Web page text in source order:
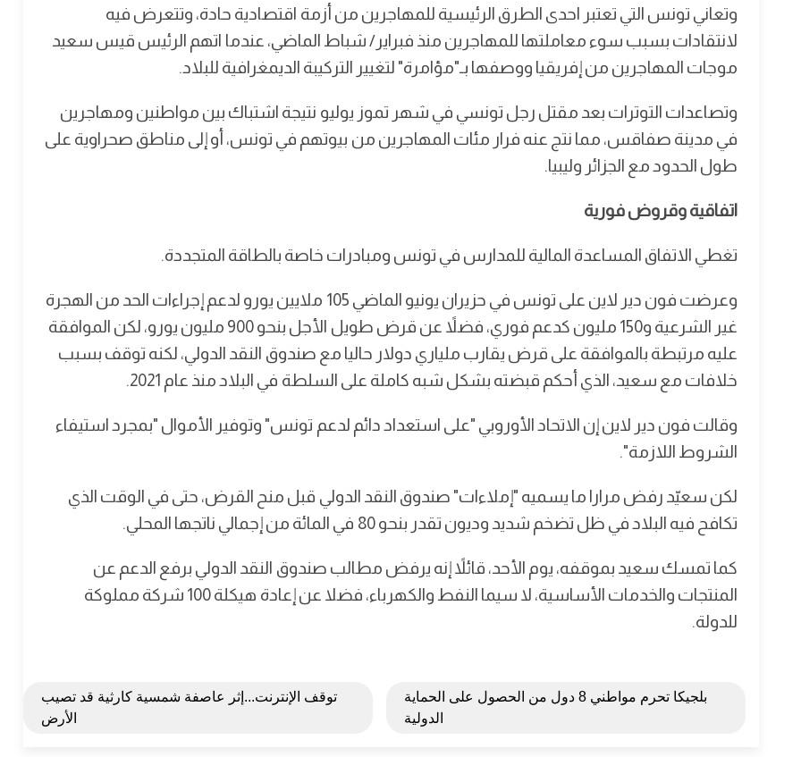
وتعاني تونس التي تعتبر احدى الطرق الرئيسية للمهاجرين من أزمة اقتصادية حادة، وتتعرض فيه
لانتقادات بسبب سوء معاملتها للمهاجرين منذ فبراير/ شباط الماضي، عندما اتهم الرئيس قيس سعيد
موجات المهاجرين من إفريقيا ووصفها بـ"مؤامرة" لتغيير التركيبة الديمغرافية للبلاد.
وتصاعدات التوترات بعد مقتل رجل تونسي في شهر تموز يوليو نتيجة اشتباك بين مواطنين ومهاجرين
في مدينة صفاقس، مما نتج عنه فرار مئات المهاجرين من بيوتهم في تونس، أو إلى مناطق صحراوية على
طول الحدود مع الجزائر وليبيا.
اتفاقية وقروض فورية
تغطي الاتفاق المساعدة المالية للمدارس في تونس ومبادرات خاصة بالطاقة المتجددة.
وعرضت فون دير لاين على تونس في حزيران يونيو الماضي 105 ملايين يورو لدعم إجراءات الحد من الهجرة
غير الشرعية و150 مليون كدعم فوري، فضلاً عن قرض طويل الأجل بنحو 900 مليون يورو، لكن الموافقة
عليه مرتبطة بالموافقة على قرض يقارب ملياري دولار حاليا مع صندوق النقد الدولي، لكنه توقف بسبب
خلافات مع سعيد، الذي أحكم قبضته بشكل شبه كاملة على السلطة في البلاد منذ عام 2021.
وقالت فون دير لاين إن الاتحاد الأوروبي "على استعداد دائم لدعم تونس" وتوفير الأموال "بمجرد استيفاء
الشروط اللازمة".
لكن سعيّد رفض مرارا ما يسميه "إملاءات" صندوق النقد الدولي قبل منح القرض، حتى في الوقت الذي
تكافح فيه البلاد في ظل تضخم شديد وديون تقدر بنحو 80 في المائة من إجمالي ناتجها المحلي.
كما تمسك سعيد بموقفه، يوم الأحد، قائلاً إنه يرفض مطالب صندوق النقد الدولي برفع الدعم عن
المنتجات والخدمات الأساسية، لا سيما النفط والكهرباء، فضلا عن إعادة هيكلة 100 شركة مملوكة
للدولة.
بلجيكا تحرم مواطني 8 دول من الحصول على الحماية
الدولية
توقف الإنترنت...إثر عاصفة شمسية كارثية قد تصيب
الأرض